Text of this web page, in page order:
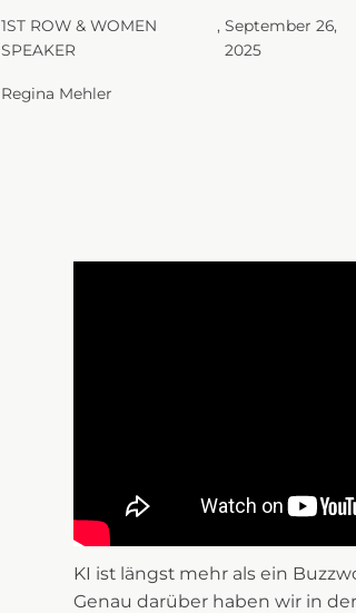
1ST ROW & WOMEN
SPEAKER
Regina Mehler
, September 26,
2025
KI ist längst mehr als ein
Genau darüber haben wir in